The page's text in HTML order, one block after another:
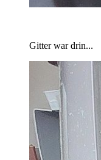
Gitter war drin...